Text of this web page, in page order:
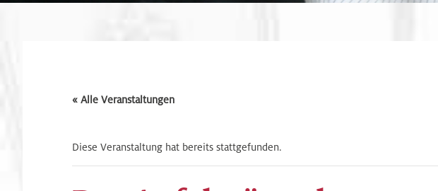
« Alle Veranstaltungen
Diese Veranstaltung hat bereits stattgefunden.